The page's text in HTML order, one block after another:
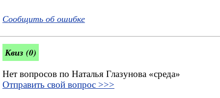
Сообщить об ошибке
Квиз (0)
Нет вопросов по Наталья Глазунова «среда»
Отправить свой вопрос >>>